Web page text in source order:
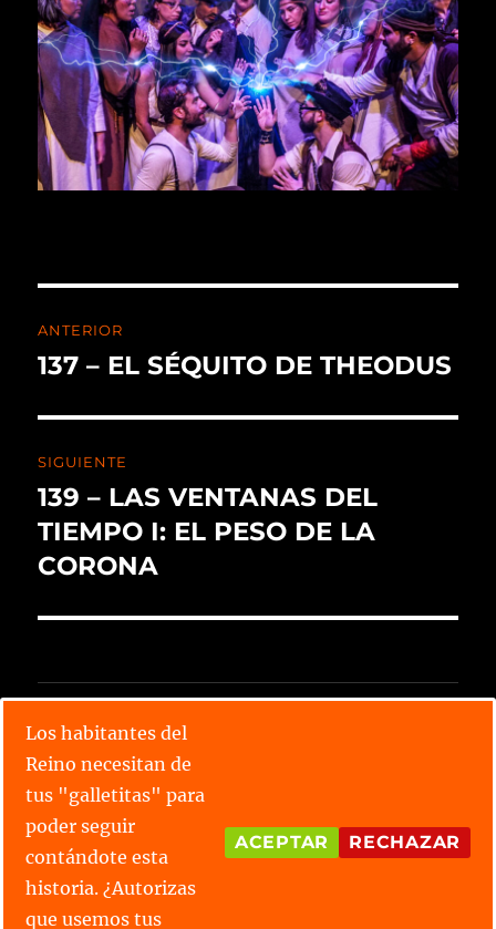
ANTERIOR
137 – EL SÉQUITO DE THEODUS
SIGUIENTE
139 – LAS VENTANAS DEL
TIEMPO I: EL PESO DE LA
CORONA
Lee todos los relatos
Conoce las parejas
Los habitantes del
Reino necesitan de
tus "galletitas" para
poder seguir
contándote esta
historia. ¿Autorizas
que usemos tus
ACEPTAR RECHAZAR